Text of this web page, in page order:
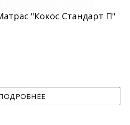
"Кокос Стандарт П"